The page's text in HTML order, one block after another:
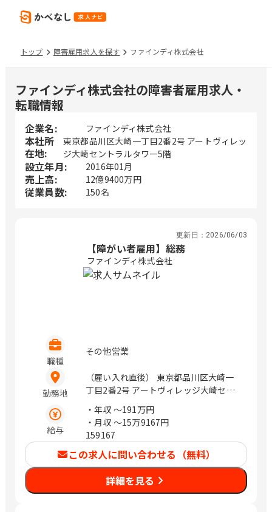
トップ 障害雇用求人を探す ファインディ株式会社
ファインディ株式会社の障害者雇用求人・
転職情報
企業名: ファインディ株式会社
本社所
在地:
東京都品川区大崎一丁目2番2号 アートヴィレッ
ジ大崎セントラルタワー5階
設立年月: 2016年01月
売上高: 12億9400万円
従業員数: 150名
更新日： 2026/06/03
【障がい者雇用】総務
ファインディ株式会社
職種
その他営業
勤務地
（雇い入れ直後） 東京都品川区大崎一
丁目2番2号 アートヴィレッジ大崎セン
給与
・年収 〜191万円
・月収 〜15万9167円
159167
この求人に問い合わせる（無料）
詳細を見る